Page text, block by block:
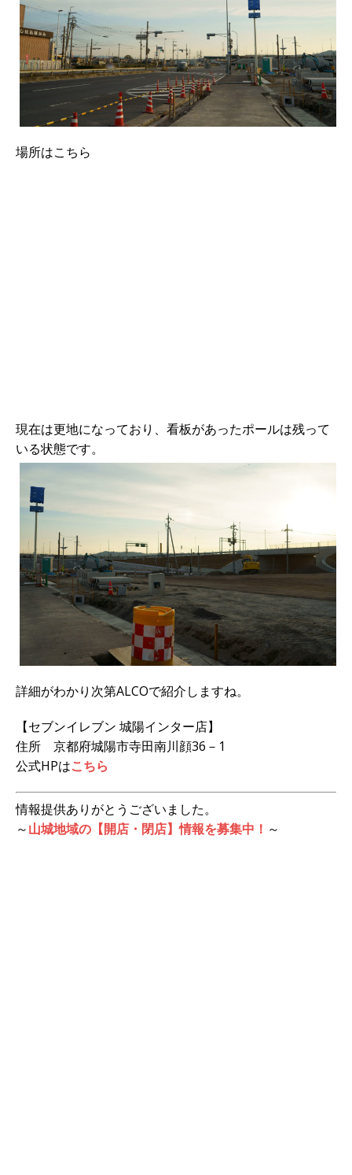
k
場所はこちら
現在は更地になっており、看板があったポールは残って
いる状態です。
詳細がわかり次第ALCOで紹介しますね。
【セブンイレブン 城陽インター店】
住所 京都府城陽市寺田南川顔36－1
公式HPはこちら
情報提供ありがとうございました。
～山城地域の【開店・閉店】情報を募集中！ ～